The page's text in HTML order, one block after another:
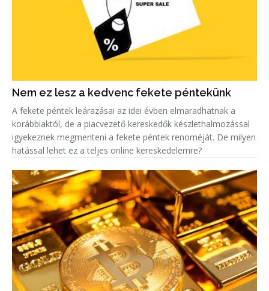
Nem ez lesz a kedvenc fekete péntekünk
A fekete péntek leárazásai az idei évben elmaradhatnak a
korábbiaktól, de a piacvezető kereskedők készlethalmozással
igyekeznek megmenteni a fekete péntek renoméját. De milyen
hatással lehet ez a teljes online kereskedelemre?